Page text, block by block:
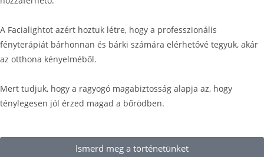
A Facialightot azért hoztuk létre, hogy a professzionális
fényterápiát bárhonnan és bárki számára elérhetővé tegyük, akár
az otthona kényelméből.
Mert tudjuk, hogy a ragyogó magabiztosság alapja az, hogy
ténylegesen jól érzed magad a bőrödben.
Ismerd meg a történetünket